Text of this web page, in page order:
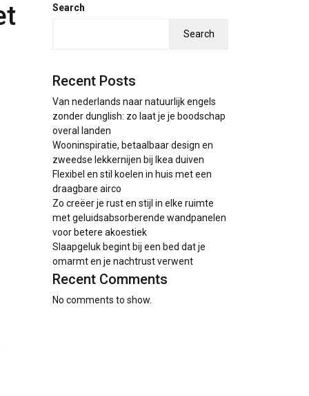
Search
Search
Recent Posts
Van nederlands naar natuurlijk engels
zonder dunglish: zo laat je je boodschap
overal landen
Wooninspiratie, betaalbaar design en
zweedse lekkernijen bij Ikea duiven
Flexibel en stil koelen in huis met een
draagbare airco
Zo creëer je rust en stijl in elke ruimte
met geluidsabsorberende wandpanelen
voor betere akoestiek
Slaapgeluk begint bij een bed dat je
omarmt en je nachtrust verwent
Recent Comments
No comments to show.